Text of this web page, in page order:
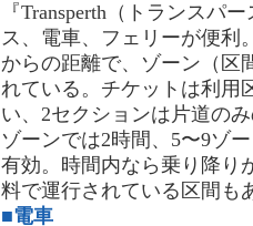
『Transperth（トランスパ
ス、電車、フェリーが便利
からの距離で、ゾーン（区
れている。チケットは利用
い、2セクションは片道の
ゾーンでは2時間、5〜9ゾ
有効。時間内なら乗り降り
料で運行されている区間も
■電車